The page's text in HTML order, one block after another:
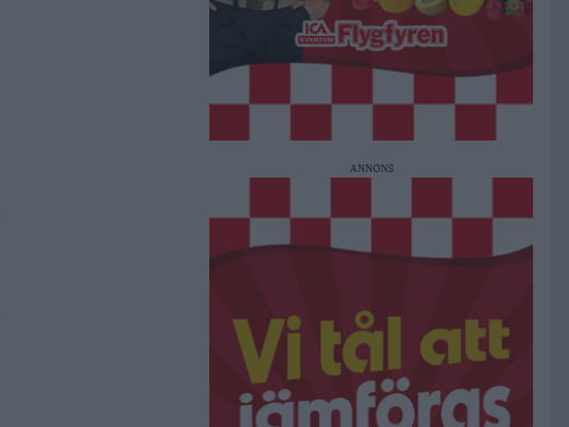
ANNONS